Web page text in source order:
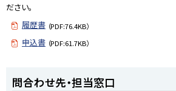
ださい。
履歴書 （PDF:76.4KB）
申込書 （PDF:61.7KB）
問合わせ先・担当窓口